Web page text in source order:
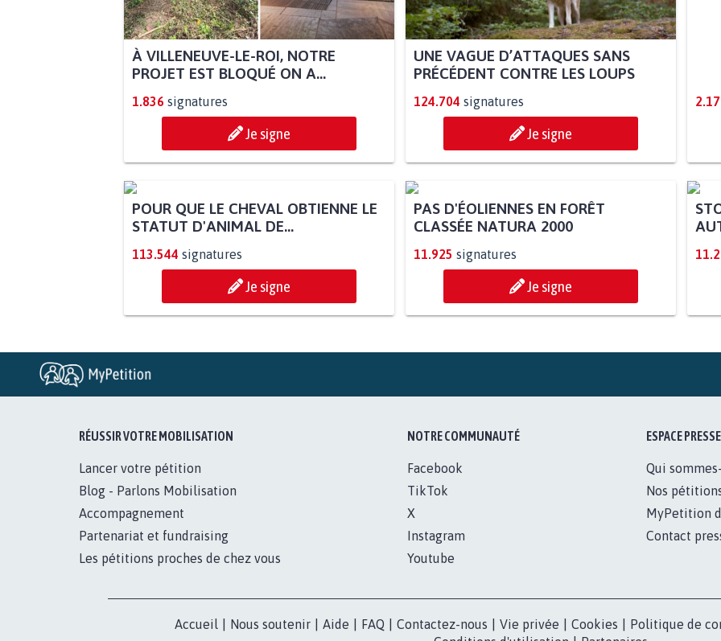
À VILLENEUVE-LE-ROI, NOTRE
PROJET EST BLOQUÉ ON A...
1.836 signatures
Je signe
UNE VAGUE D’ATTAQUES SANS
PRÉCÉDENT CONTRE LES LOUPS
124.704 signatures
Je signe
POUR QUE LE CHEVAL OBTIENNE LE
STATUT D'ANIMAL DE...
113.544 signatures
Je signe
PAS D'ÉOLIENNES EN FORÊT
CLASSÉE NATURA 2000
11.925 signatures
Je signe
RÉUSSIR VOTRE MOBILISATION
Lancer votre pétition
Blog - Parlons Mobilisation
Accompagnement
Partenariat et fundraising
Les pétitions proches de chez vous
NOTRE COMMUNAUTÉ
Facebook
TikTok
X
Instagram
Youtube
ESPACE PRESSE
Qui
Nos
MyPetition
Contact
Accueil Nous soutenir Aide FAQ Contactez-nous Vie privée Cookies Politique de